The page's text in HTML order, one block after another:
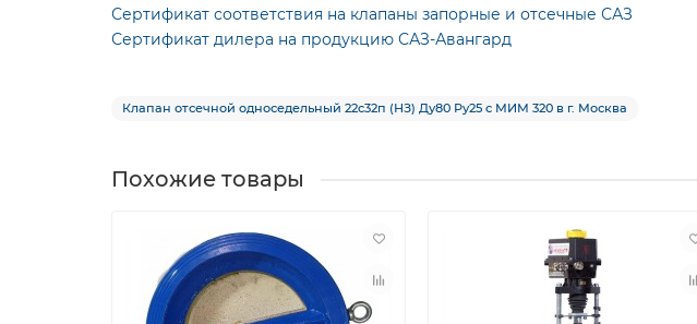
Сертификат соответствия на клапаны запорные и отсечные САЗ
Сертификат дилера на продукцию САЗ-Авангард
Клапан отсечной односедельный 22с32п (НЗ) Ду80 Ру25 с МИМ 320 в г. Москва
Похожие товары